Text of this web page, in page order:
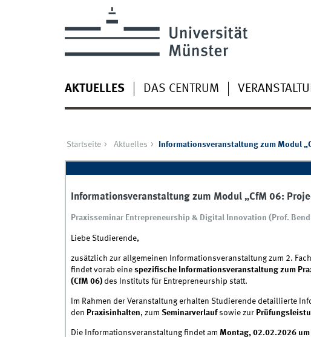
AKTUELLES DAS CENTRUM
Startseite Aktuelles Informationsveranstaltung zum Modul
Informationsveranstaltung zum Modul „CfM 06:
Praxisseminar Entrepreneurship & Digital Innovation (Prof.
Liebe Studierende,
zusätzlich zur allgemeinen Informationsveranstaltung zum 2.
findet vorab eine spezifische Informationsveranstaltung zum
(CfM 06)des Instituts für Entrepreneurship statt.
Im Rahmen der Veranstaltung erhalten Studierende detaillierte
den Praxisinhalten, zum Seminarverlaufsowie zur
Die Informationsveranstaltung findet am Montag, 02.02.2026